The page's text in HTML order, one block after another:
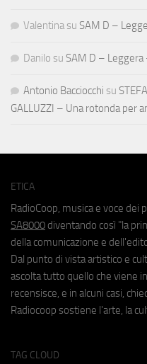
Valentina su SAM D –
Danilo su SAM D – Leggera
Antonio Bacciocchi su
GALLUZZI – Una rotonda per
ETICA
RadioCoop, musica e voce dei
SA8000 diventando così "la
della comunicazione e
Dal punto di vista artistico e
ascolta tutto quello che viene
recensisce, e in alcuni casi,
Radiocoop sostiene l'arte, la
TAG CLOUD